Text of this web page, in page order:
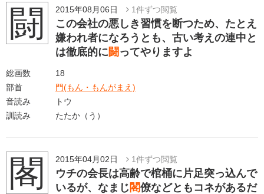
闘 2015年08月06日 1件ずつ閲覧
この会社の悪しき習慣を断つため、たとえ
嫌われ者になろうとも、古い考えの連中と
は徹底的に闘 ってやりますよ
総画数
18
部首
門(もん・もんがまえ)
音読み
トウ
訓読み
たたか（う）
閣 2015年04月02日 1件ずつ閲覧
ウチの会長は高齢で棺桶に片足突っ込んで
いるが、なまじ 閣僚などともコネがあるだ